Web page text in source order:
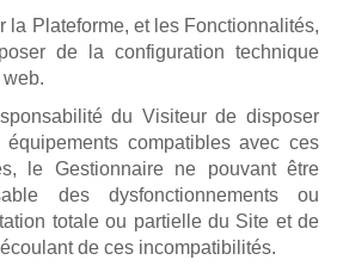
la Plateforme, et les Fonctionnalités,
de la configuration technique
du Visiteur de disposer
compatibles avec ces
le Gestionnaire ne pouvant être
des dysfonctionnements ou
totale ou partielle du Site et de
de ces incompatibilités.